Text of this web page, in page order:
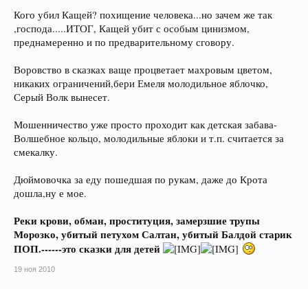
Кого убил Кащей? похищение человека...но зачем же так
,господа.....ИТОГ, Кащей убит с особым цинизмом,
преднамеренно и по предварительному сговору.
Воровство в сказках ваще процветает махровым цветом,
никаких ограничений,бери Емеля молодильное яблочко,
Серый Волк вынесет.
Мошенничество уже просто проходит как детская забава-
Волшебное кольцо, молодильные яблоки и т.п. считается за
смекалку.
Дюймовочка за еду пошедшая по рукам, даже до Крота
дошла,ну е мое.
Реки крови, обман, проституция, замерзшие трупы
Морозко, убитый петухом Салтан, убитый Балдой старик
ПОП.------это сказки для детей
19 ноя 2010